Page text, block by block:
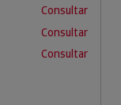
Consultar
Consultar
Consultar